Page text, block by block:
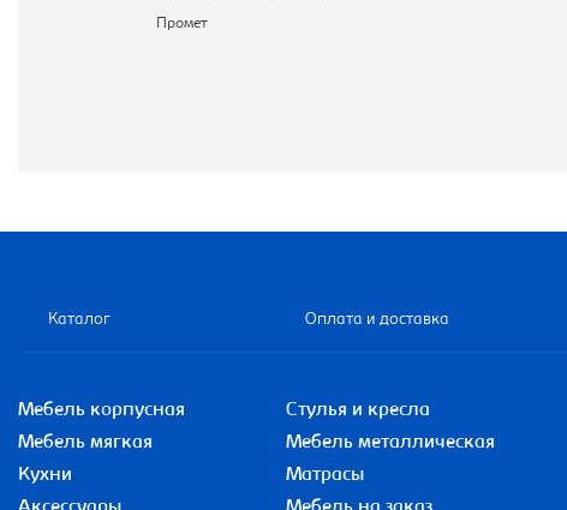
Промет
Каталог Оплата и доставка
Мебель корпусная
Стулья и кресла
Мебель мягкая
Мебель металлическая
Кухни
Матрасы